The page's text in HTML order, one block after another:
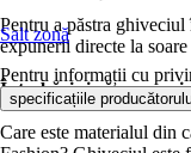
Pentru a păstra ghiveciul
expunerii directe la
Întrebări și răspunsuri:
Care este materialul din
Salt zonă
Pentru informații cu
specificațiile